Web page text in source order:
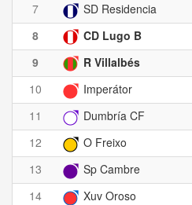
7
SD Residencia
8
CD Lugo B
9
R Villalbés
10
Imperátor
11
Dumbría CF
12
O Freixo
13
Sp Cambre
14
Xuv Oroso